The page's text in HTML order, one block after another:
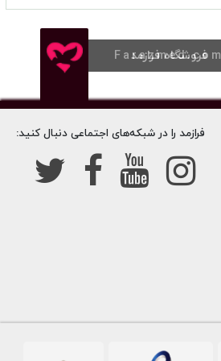
فروشگاه فرازمد
Farazmed.com
فرازمد را در شبکه‌های اجتماعی دنبال کنید: